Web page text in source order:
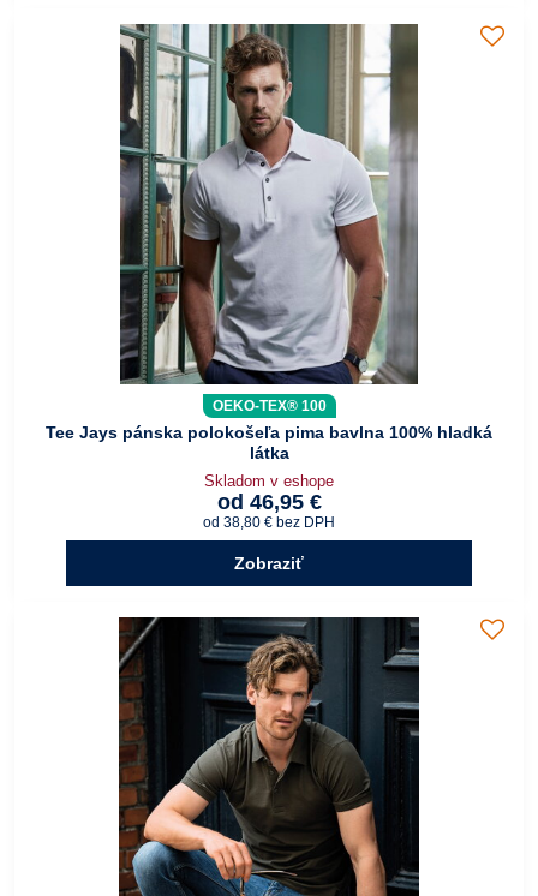
OEKO-TEX® 100
Tee Jays pánska polokošeľa pima bavlna 100% hladká
látka
Skladom v eshope
od 46,95 €
od 38,80 € bez DPH
Zobraziť